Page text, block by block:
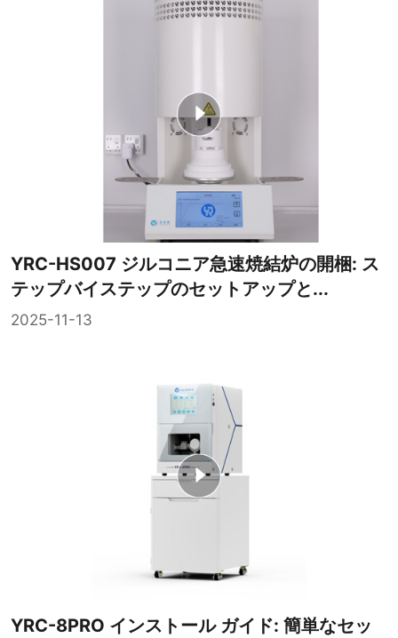
YRC-HS007 ジルコニア急速焼結炉の開梱: ス
テップバイステップのセットアップと...
2025-11-13
YRC-8PRO インストール ガイド: 簡単なセッ